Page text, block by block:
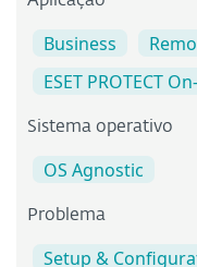
Business
ESET PROTECT
Sistema operativo
OS Agnostic
Problema
Setup &